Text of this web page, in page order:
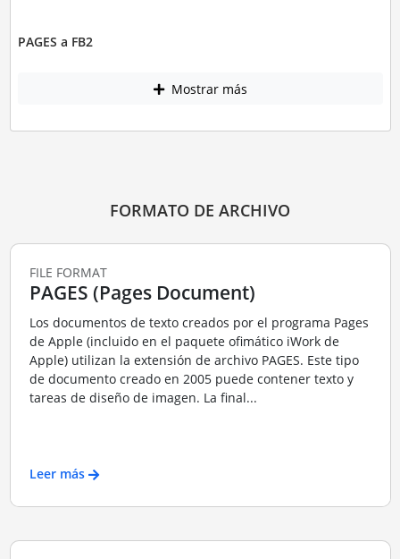
PAGES a FB2
Mostrar más
FORMATO DE ARCHIVO
FILE FORMAT
PAGES (Pages Document)
Los documentos de texto creados por el programa Pages
de Apple (incluido en el paquete ofimático iWork de
Apple) utilizan la extensión de archivo PAGES. Este tipo
de documento creado en 2005 puede contener texto y
tareas de diseño de imagen. La final...
Leer más